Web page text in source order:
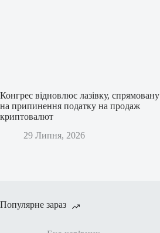
Конгрес відновлює лазівку, спрямовану
на припинення податку на продаж
криптовалют
29 Липня, 2026
Популярне зараз